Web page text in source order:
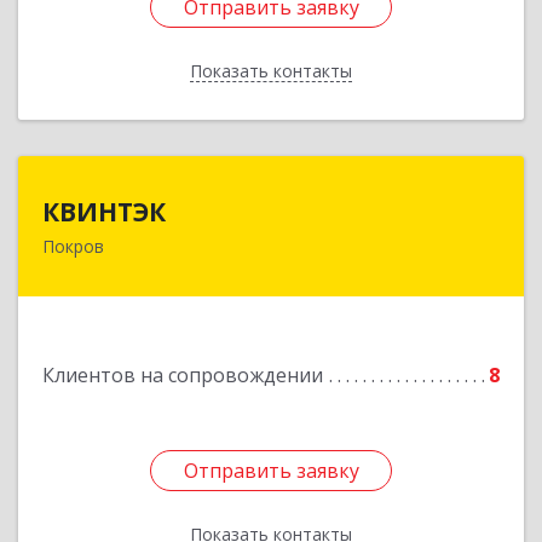
Отправить заявку
Показать контакты
Отправить заявку
Назад
КВИНТЭК
Покров
Клиентов на сопровождении 8
Отправить заявку
Показать контакты
601122, Владимирская обл, Петушинский р-н,
Отправить заявку
Назад